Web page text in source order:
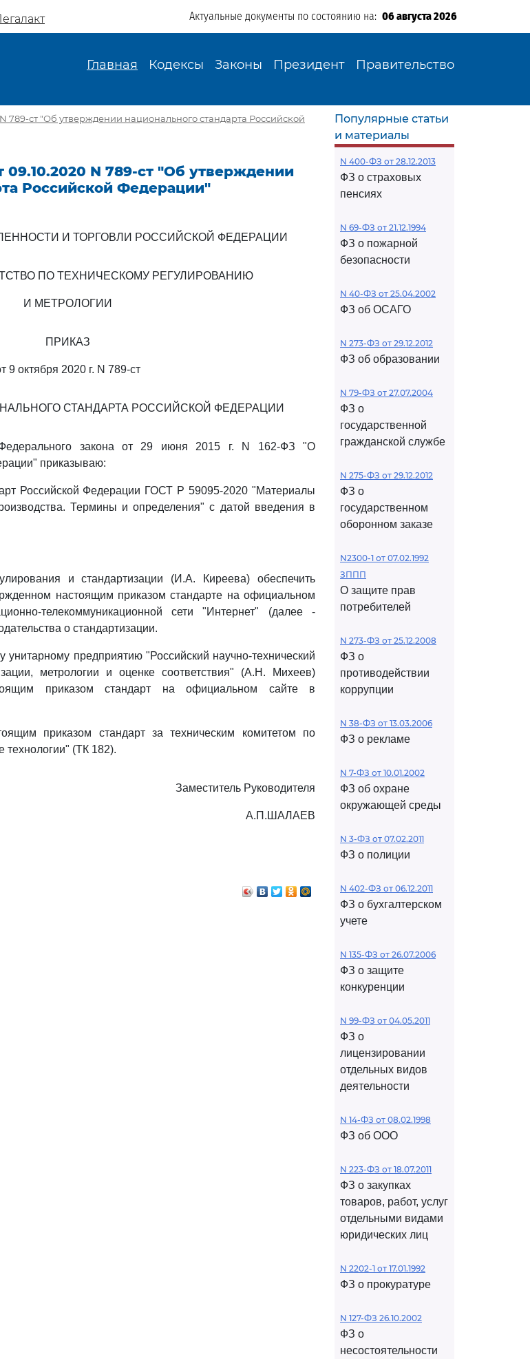
Актуальные документы по состоянию на: 06 августа 2026
Главная Кодексы Законы Президент Правительство
789-ст "Об утверждении национального стандарта Российской
09.10.2020 N 789-ст "Об утверждении
Российской Федерации"
И ТОРГОВЛИ РОССИЙСКОЙ ФЕДЕРАЦИИ
ПО ТЕХНИЧЕСКОМУ РЕГУЛИРОВАНИЮ
И МЕТРОЛОГИИ
ПРИКАЗ
9 октября 2020 г. N 789-ст
СТАНДАРТА РОССИЙСКОЙ ФЕДЕРАЦИИ
закона от 29 июня 2015 г. N 162-ФЗ "О
приказываю:
Российской Федерации ГОСТ Р 59095-2020 "Материалы
Термины и определения" с датой введения в
и стандартизации (И.А. Киреева) обеспечить
настоящим приказом стандарте на официальном
телекоммуникационной сети "Интернет" (далее -
о стандартизации.
унитарному предприятию "Российский научно-технический
метрологии и оценке соответствия" (А.Н. Михеев)
приказом стандарт на официальном сайте в
приказом стандарт за техническим комитетом по
технологии" (ТК 182).
Заместитель Руководителя
А.П.ШАЛАЕВ
Популярные статьи
и материалы
N 400-ФЗ от 28.12.2013
ФЗ о страховых
пенсиях
N 69-ФЗ от 21.12.1994
ФЗ о пожарной
безопасности
N 40-ФЗ от 25.04.2002
ФЗ об ОСАГО
N 273-ФЗ от 29.12.2012
ФЗ об образовании
N 79-ФЗ от 27.07.2004
ФЗ о
государственной
гражданской службе
N 275-ФЗ от 29.12.2012
ФЗ о
государственном
оборонном заказе
N2300-1 от 07.02.1992
ЗППП
О защите прав
потребителей
N 273-ФЗ от 25.12.2008
ФЗ о
противодействии
коррупции
N 38-ФЗ от 13.03.2006
ФЗ о рекламе
N 7-ФЗ от 10.01.2002
ФЗ об охране
окружающей среды
N 3-ФЗ от 07.02.2011
ФЗ о полиции
N 402-ФЗ от 06.12.2011
ФЗ о бухгалтерском
учете
N 135-ФЗ от 26.07.2006
ФЗ о защите
конкуренции
N 99-ФЗ от 04.05.2011
ФЗ о
лицензировании
отдельных видов
деятельности
N 14-ФЗ от 08.02.1998
ФЗ об ООО
N 223-ФЗ от 18.07.2011
ФЗ о закупках
товаров, работ, услуг
отдельными видами
юридических лиц
N 2202-1 от 17.01.1992
ФЗ о прокуратуре
N 127-ФЗ 26.10.2002
ФЗ о
несостоятельности